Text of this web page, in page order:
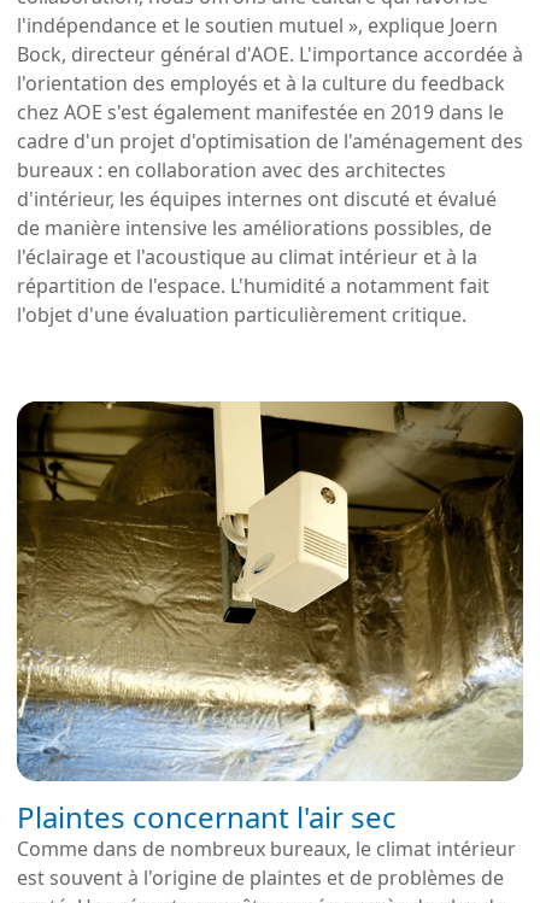
l'indépendance et le soutien mutuel », explique Joern
Bock, directeur général d'AOE. L'importance accordée à
l'orientation des employés et à la culture du feedback
chez AOE s'est également manifestée en 2019 dans le
cadre d'un projet d'optimisation de l'aménagement des
bureaux : en collaboration avec des architectes
d'intérieur, les équipes internes ont discuté et évalué
de manière intensive les améliorations possibles, de
l'éclairage et l'acoustique au climat intérieur et à la
répartition de l'espace. L'humidité a notamment fait
l'objet d'une évaluation particulièrement critique.
Plaintes concernant l'air sec
Comme dans de nombreux bureaux, le climat intérieur
est souvent à l'origine de plaintes et de problèmes de